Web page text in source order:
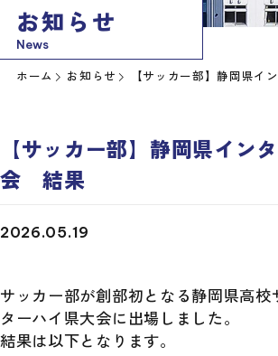
お知らせ
News
ホーム お知らせ 【サッカー部】静岡県イン
【サッカー部】静岡県イン
会 結果
2026.05.19
サッカー部が創部初となる静岡県高校
ターハイ県大会に出場しました。
結果は以下となります。